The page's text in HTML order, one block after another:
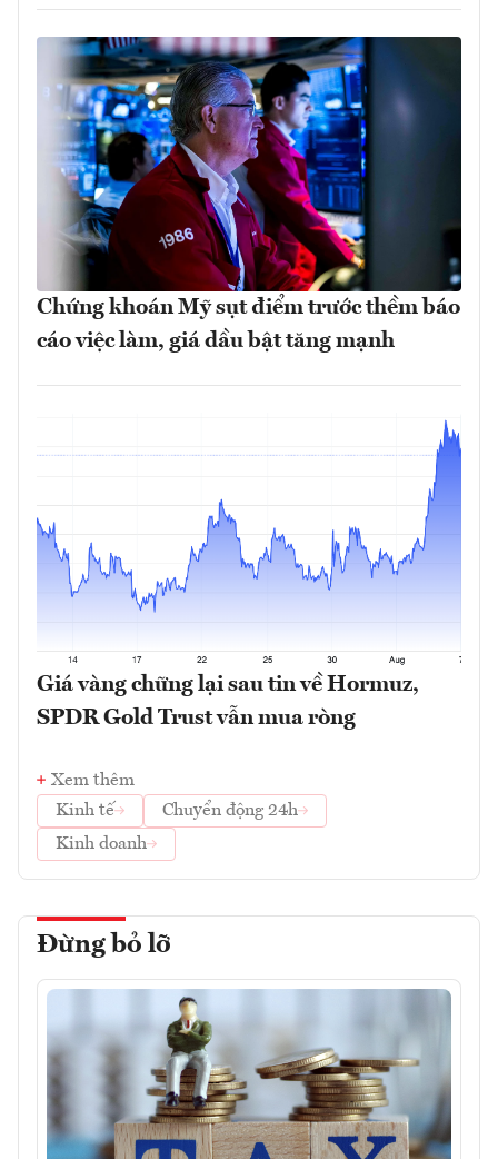
Chứng khoán Mỹ sụt điểm trước thềm báo
cáo việc làm, giá dầu bật tăng mạnh
Giá vàng chững lại sau tin về Hormuz,
SPDR Gold Trust vẫn mua ròng
Xem thêm
Kinh tế
Chuyển động 24h
Kinh doanh
Đừng bỏ lỡ